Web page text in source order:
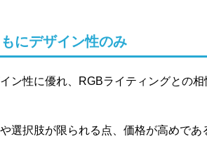
にデザイン性のみ
ン性に優れ、RGBライティングとの
選択肢が限られる点、価格が高めで